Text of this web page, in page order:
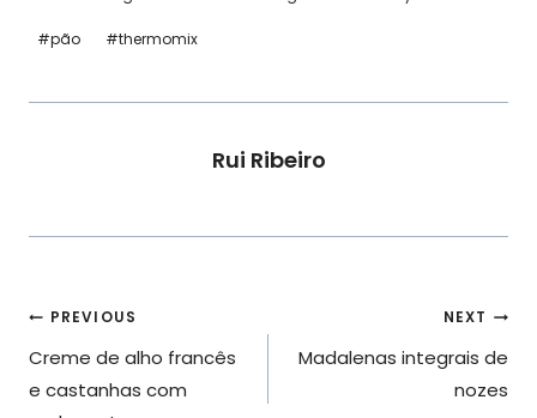
#pão #thermomix
Rui Ribeiro
Navegação
de
PREVIOUS
Creme de alho francês
e castanhas com
NEXT
Madalenas integrais de
nozes